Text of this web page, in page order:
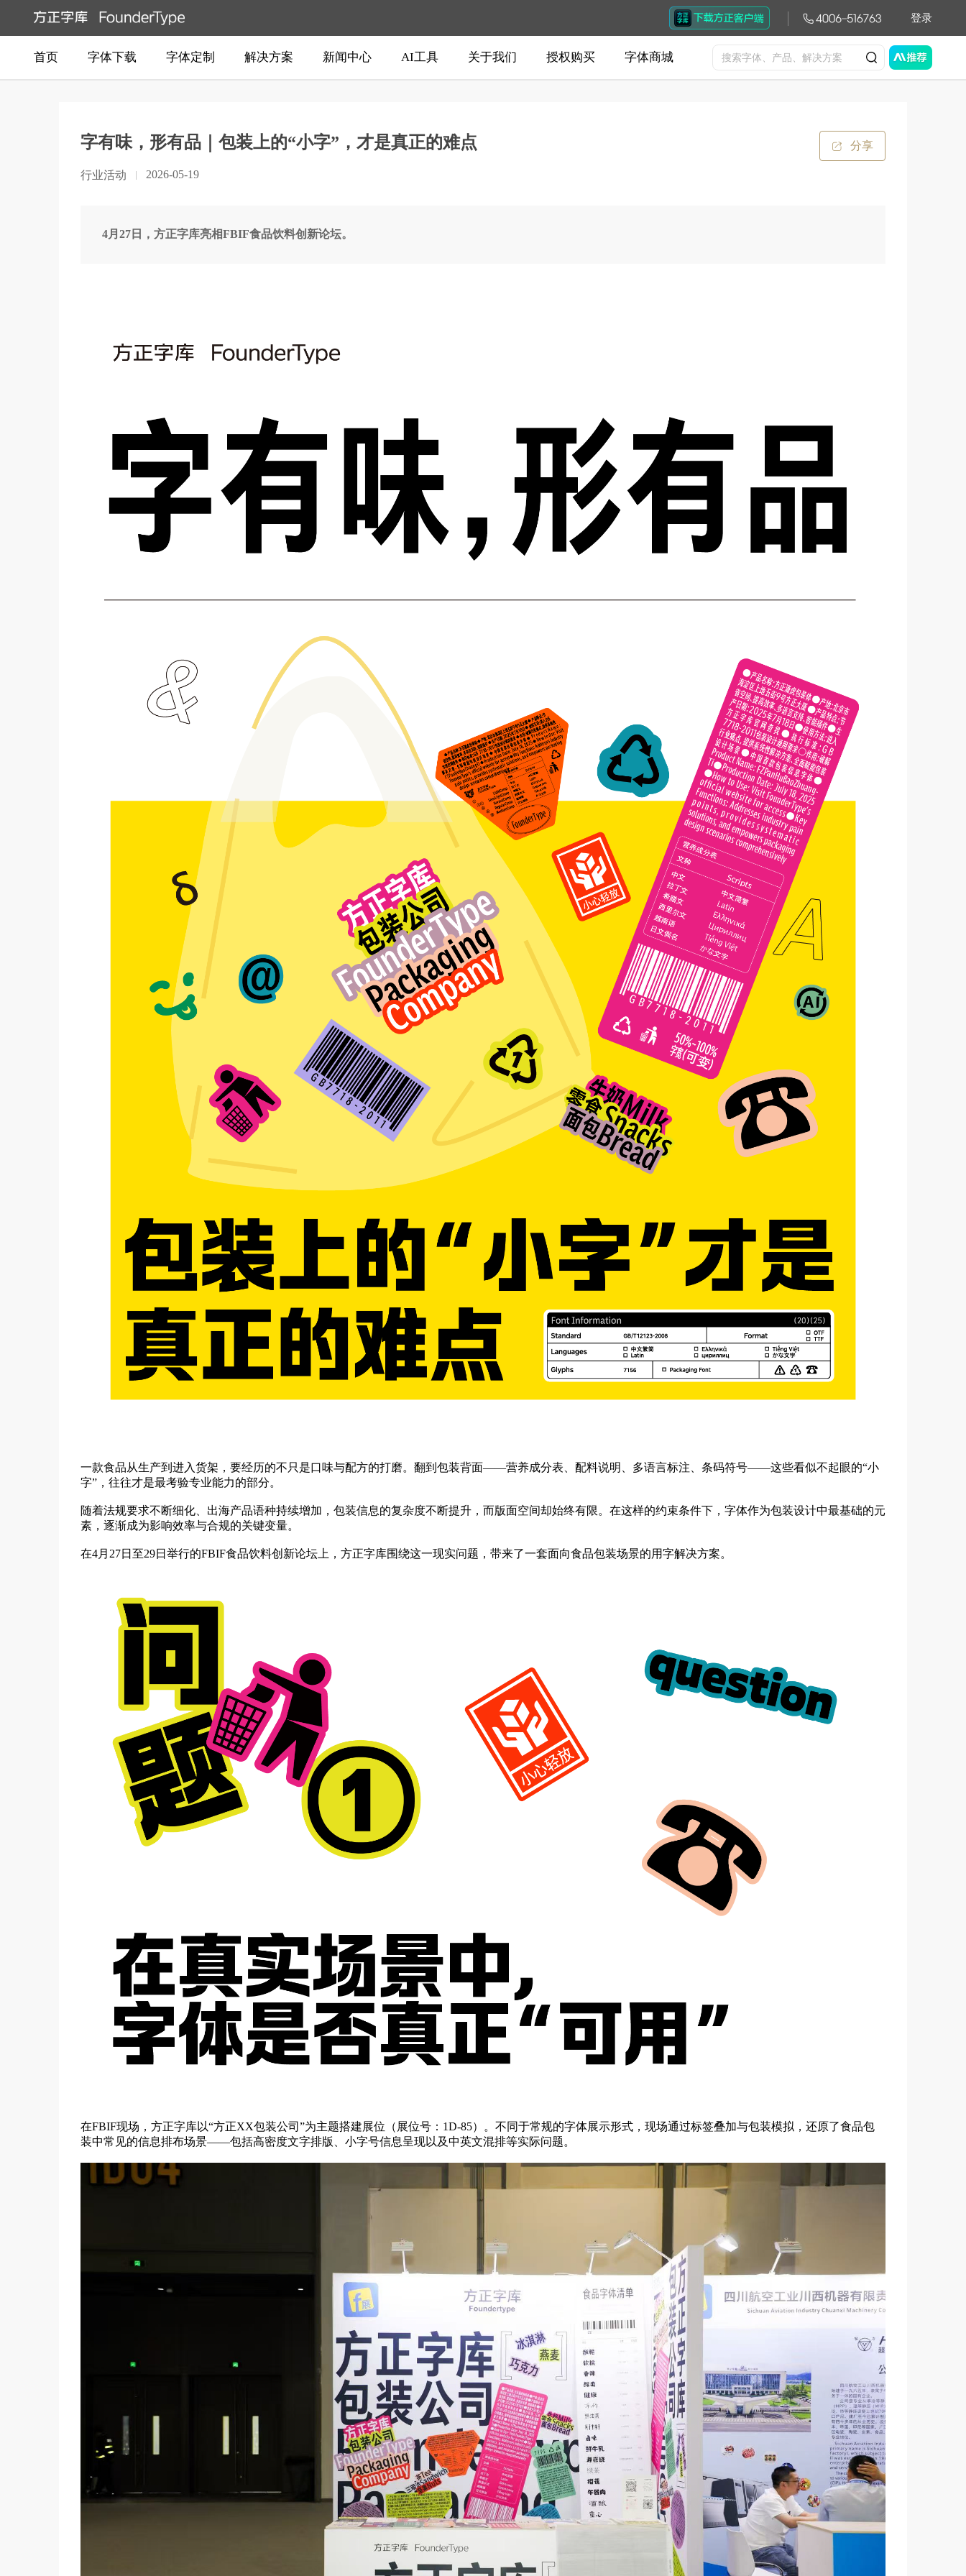
登录
首页 字体下载 字体定制 解决方案 新闻中心 AI工具 关于我们 授权购买 字体商城
字有味，形有品｜包装上的“小字”，才是真正的难点
行业活动 2026-05-19
4月27日，方正字库亮相FBIF食品饮料创新论坛。
分享
一款食品从生产到进入货架，要经历的不只是口味与配方的打磨。翻到包装背面——营养成分表、配料说明、多语言标注、条码符号——这些看似不起眼的“小
字”，往往才是最考验专业能力的部分。
随着法规要求不断细化、出海产品语种持续增加，包装信息的复杂度不断提升，而版面空间却始终有限。在这样的约束条件下，字体作为包装设计中最基础的元
素，逐渐成为影响效率与合规的关键变量。
在4月27日至29日举行的FBIF食品饮料创新论坛上，方正字库围绕这一现实问题，带来了一套面向食品包装场景的用字解决方案。
在FBIF现场，方正字库以“方正XX包装公司”为主题搭建展位（展位号：1D-85）。不同于常规的字体展示形式，现场通过标签叠加与包装模拟，还原了食品包
装中常见的信息排布场景——包括高密度文字排版、小字号信息呈现以及中英文混排等实际问题。